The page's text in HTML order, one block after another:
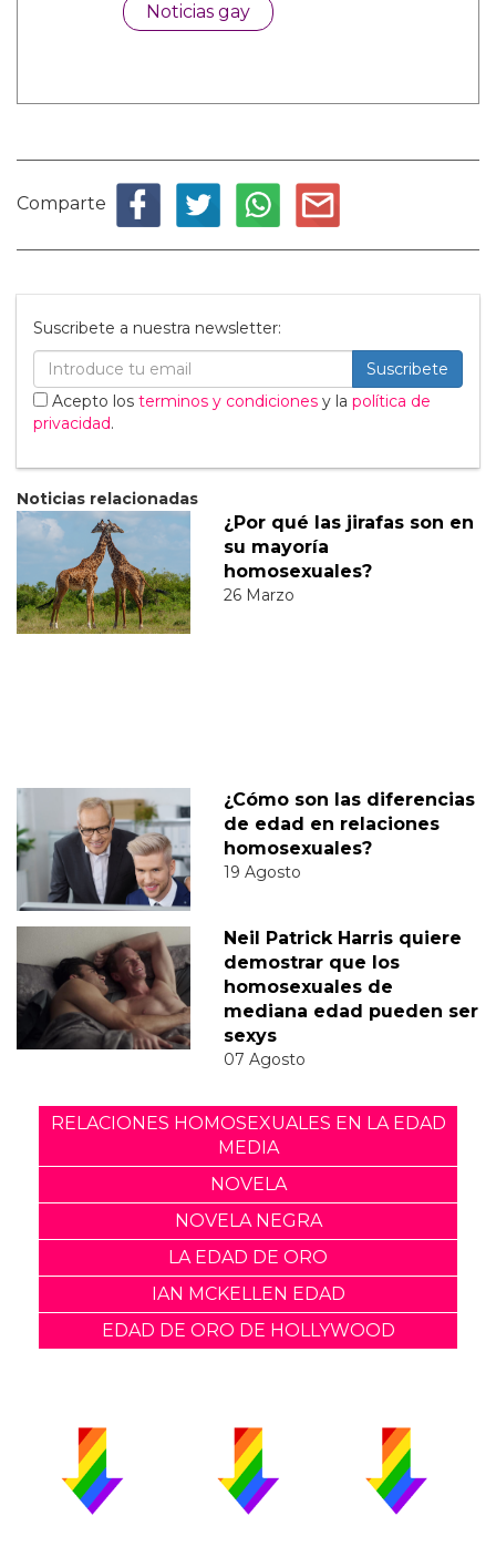
Noticias gay
Comparte
Suscribete a nuestra newsletter:
Suscribete
Acepto los terminos y condiciones y la política de
privacidad.
Noticias relacionadas
¿Por qué las jirafas son en
su mayoría
homosexuales?
26 Marzo
¿Cómo son las diferencias
de edad en relaciones
homosexuales?
19 Agosto
Neil Patrick Harris quiere
demostrar que los
homosexuales de
mediana edad pueden ser
sexys
07 Agosto
RELACIONES HOMOSEXUALES EN LA EDAD
MEDIA
NOVELA
NOVELA NEGRA
LA EDAD DE ORO
IAN MCKELLEN EDAD
EDAD DE ORO DE HOLLYWOOD